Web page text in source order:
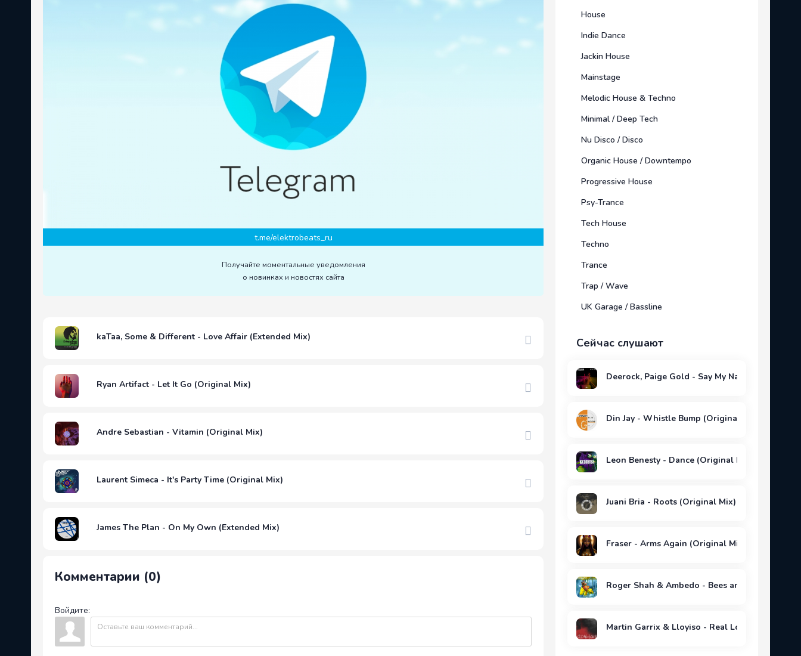
t.me/elektrobeats_ru
Получайте моментальные уведомления
о новинках и новостях сайта
kaTaa, Some & Different - Love Affair (Extended Mix)
Ryan Artifact - Let It Go (Original Mix)
Andre Sebastian - Vitamin (Original Mix)
Laurent Simeca - It's Party Time (Original Mix)
James The Plan - On My Own (Extended Mix)
Комментарии (0)
Войдите:
House
Indie Dance
Jackin House
Mainstage
Melodic House & Techno
Minimal / Deep Tech
Nu Disco / Disco
Organic House / Downtempo
Progressive House
Psy-Trance
Tech House
Techno
Trance
Trap / Wave
UK Garage / Bassline
Сейчас слушают
Deerock, Paige Gold - Say My Name (Extended
Din Jay - Whistle Bump (Original Mix)
Leon Benesty - Dance (Original Mix)
Juani Bria - Roots (Original Mix)
Fraser - Arms Again (Original Mix)
Roger Shah & Ambedo - Bees and Butterflies
Martin Garrix & Lloyiso - Real Love (33 Below